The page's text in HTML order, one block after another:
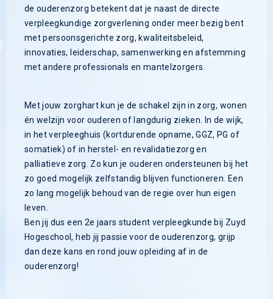
de ouderenzorg betekent dat je naast de directe
verpleegkundige zorgverlening onder meer bezig bent
met persoonsgerichte zorg, kwaliteitsbeleid,
innovaties, leiderschap, samenwerking en afstemming
met andere professionals en mantelzorgers.
Met jouw zorghart kun je de schakel zijn in zorg, wonen
én welzijn voor ouderen of langdurig zieken. In de wijk,
in het verpleeghuis (kortdurende opname, GGZ, PG of
somatiek) of in herstel- en revalidatiezorg en
palliatieve zorg. Zo kun je ouderen ondersteunen bij het
zo goed mogelijk zelfstandig blijven functioneren. Een
zo lang mogelijk behoud van de regie over hun eigen
leven.
Ben jij dus een 2e jaars student verpleegkunde bij Zuyd
Hogeschool, heb jij passie voor de ouderenzorg, grijp
dan deze kans en rond jouw opleiding af in de
ouderenzorg!